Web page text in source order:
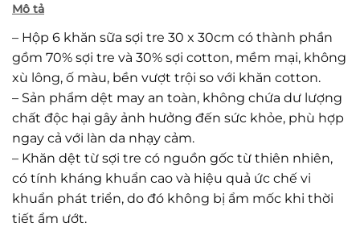
Mô tả
– Hộp 6 khăn sữa sợi tre 30 x 30cm có thành phần
gồm 70% sợi tre và 30% sợi cotton, mềm mại, không
xù lông, ố màu, bền vượt trội so với khăn cotton.
– Sản phẩm dệt may an toàn, không chứa dư lượng
chất độc hại gây ảnh hưởng đến sức khỏe, phù hợp
ngay cả với làn da nhạy cảm.
– Khăn dệt từ sợi tre có nguồn gốc từ thiên nhiên,
có tính kháng khuẩn cao và hiệu quả ức chế vi
khuẩn phát triển, do đó không bị ẩm mốc khi thời
tiết ẩm ướt.